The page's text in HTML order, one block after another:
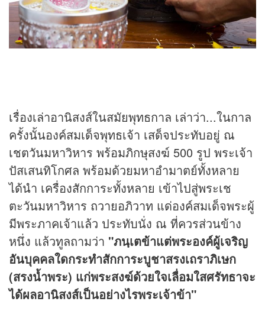
เรื่องเล่าอานิสงส์ในสมัยพุทธกาล เล่าว่า...ในกาล
ครั้งนั้นองค์สมเด็จพุทธเจ้า เสด็จประทับอยู่ ณ
เชตวันมหาวิหาร พร้อมภิกษุสงฆ์ 500 รูป พระเจ้า
ปัสเสนทิโกศล พร้อมด้วยมหาอำมาตย์ทั้งหลาย
ได้นำ เครื่องสักการะทั้งหลาย เข้าไปสู่พระเช
ตะวันมหาวิหาร ถวายอภิวาท แด่องค์สมเด็จพระผู้
มีพระภาคเจ้าแล้ว ประทับนั่ง ณ ที่ควรส่วนข้าง
หนึ่ง แล้วทูลถามว่า "ภนฺเตข้าแต่พระองค์ผู้เจริญ
อันบุคคลใดกระทำสักการะบูชาสรงเถราภิเษก
(สรงน้ำพระ) แก่พระสงฆ์ด้วยใจเลื่อมใสศรัทธาจะ
ได้ผลอานิสงส์เป็นอย่างไรพระเจ้าข้า"